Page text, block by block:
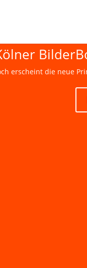
erscheint die neue